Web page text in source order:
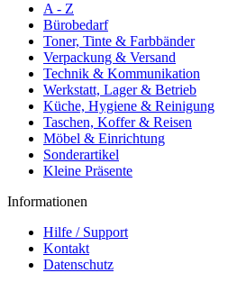
A - Z
Bürobedarf
Toner, Tinte & Farbbänder
Verpackung & Versand
Technik & Kommunikation
Werkstatt, Lager & Betrieb
Küche, Hygiene & Reinigung
Taschen, Koffer & Reisen
Möbel & Einrichtung
Sonderartikel
Kleine Präsente
Informationen
Hilfe / Support
Kontakt
Datenschutz